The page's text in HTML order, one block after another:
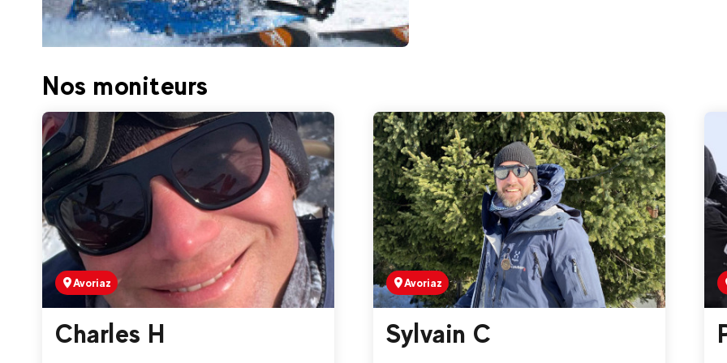
Ski Assis- Handiski
Nos moniteurs
Avoriaz
Charles H
Avoriaz
Sylvain C